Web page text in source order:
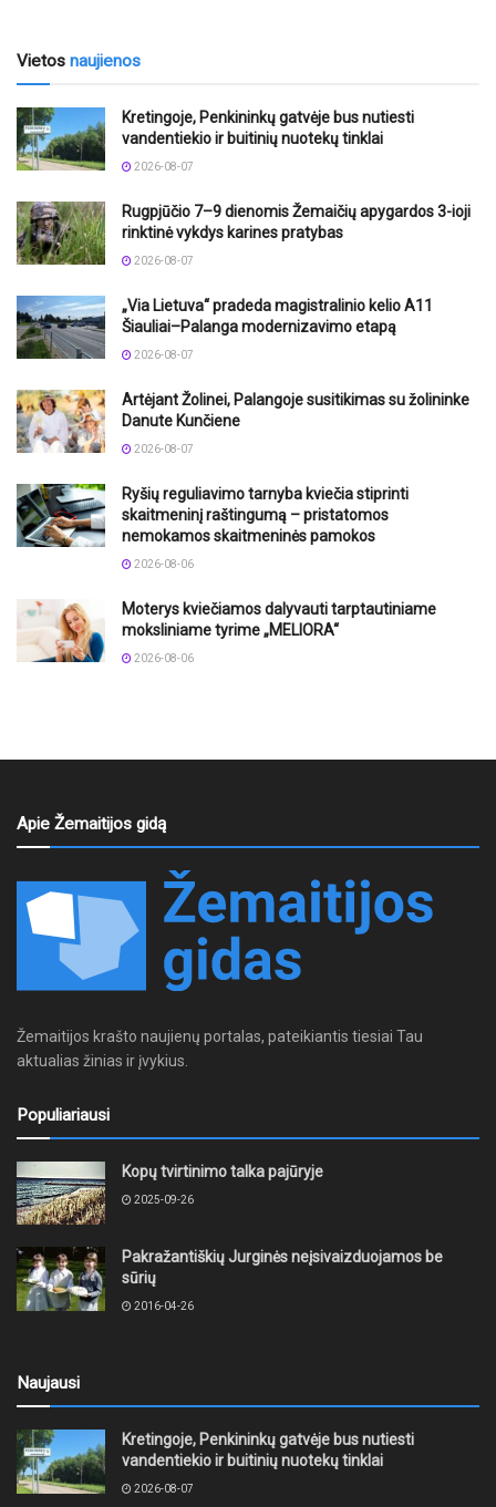
Vietos naujienos
Kretingoje, Penkininkų gatvėje bus nutiesti
vandentiekio ir buitinių nuotekų tinklai
2026-08-07
Rugpjūčio 7–9 dienomis Žemaičių apygardos 3-ioji
rinktinė vykdys karines pratybas
2026-08-07
„Via Lietuva“ pradeda magistralinio kelio A11
Šiauliai–Palanga modernizavimo etapą
2026-08-07
Artėjant Žolinei, Palangoje susitikimas su žolininke
Danute Kunčiene
2026-08-07
Ryšių reguliavimo tarnyba kviečia stiprinti
skaitmeninį raštingumą – pristatomos
nemokamos skaitmeninės pamokos
2026-08-06
Moterys kviečiamos dalyvauti tarptautiniame
moksliniame tyrime „MELIORA“
2026-08-06
Apie Žemaitijos gidą
Žemaitijos krašto naujienų portalas, pateikiantis tiesiai Tau
aktualias žinias ir įvykius.
Populiariausi
Kopų tvirtinimo talka pajūryje
2025-09-26
Pakražantiškių Jurginės neįsivaizduojamos be
sūrių
2016-04-26
Naujausi
Kretingoje, Penkininkų gatvėje bus nutiesti
vandentiekio ir buitinių nuotekų tinklai
2026-08-07